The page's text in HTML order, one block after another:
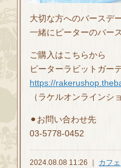
大切な方へのバースデ
一緒にピーターのバー
ご購入はこちらから
ピーターラビットガー
https://
（ラケルオンラインシ
⚫︎お問い合わせ先
03-5778-0452
2024.08.08 11:26 ｜ カフェ